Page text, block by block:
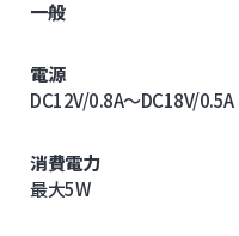
一般
電源
DC12V/0.8A～DC18V/0.5A
消費電力
最大5W